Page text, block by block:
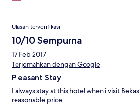
Ulasan terverifikasi
10/10 Sempurna
17 Feb 2017
Terjemahkan dengan Google
Pleasant Stay
I always stay at this hotel when i visit
reasonable price.